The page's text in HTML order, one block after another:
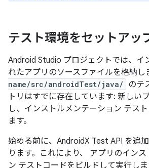
テスト環境をセットアッ
Android Studio プロジェクトでは、イ
れたアプリのソースファイルを格納し
name/src/androidTest/java/
のテ
トリはすでに存在しています: 新しい
し、インストルメンテーション テス
ます。
始める前に、AndroidX Test API を追
ります。これにより、 アプリのイン
ン テストコードをビルドして実行し